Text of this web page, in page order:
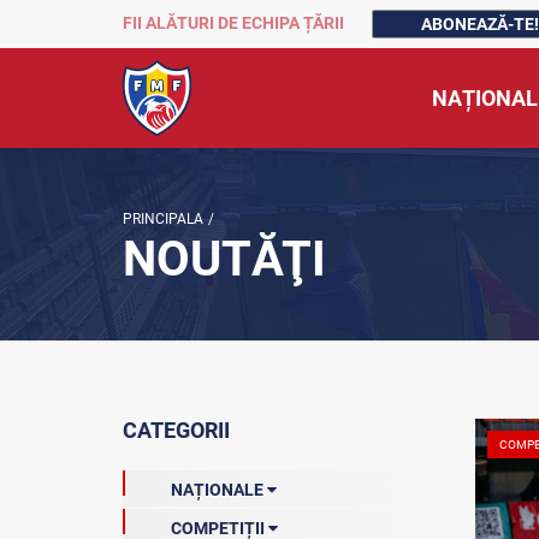
FII ALĂTURI DE ECHIPA ȚĂRII ABONEAZĂ-TE!
PRINCIPALA /
NOUTĂŢI
CATEGORII
NAȚIONALE
COMPETIȚII